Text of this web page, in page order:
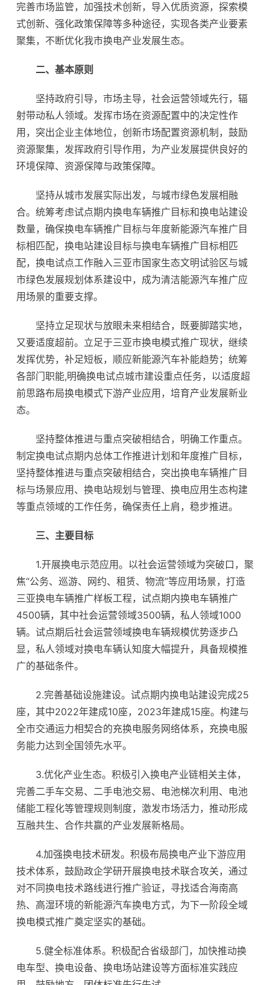
完善市场监管，加强技术创新，导入优质资源，探索模
式创新、强化政策保障等多种途径，实现各类产业要素
聚集，不断优化我市换电产业发展生态。
二、基本原则
坚持政府引导，市场主导，社会运营领域先行，辐
射带动私人领域。发挥市场在资源配置中的决定性作
用，突出企业主体地位，创新市场配置资源机制，鼓励
资源聚集，发挥政府引导作用，为产业发展提供良好的
环境保障、资源保障与政策保障。
坚持从城市发展实际出发，与城市绿色发展相融
合。统筹考虑试点期内换电车辆推广目标和换电站建设
数量，确保换电车辆推广目标与年度新能源汽车推广目
标相匹配，换电站建设目标与换电车辆推广目标相匹
配，换电试点工作融入三亚市国家生态文明试验区与城
市绿色发展规划体系建设中，成为清洁能源汽车推广应
用场景的重要支撑。
坚持立足现状与放眼未来相结合，既要脚踏实地，
又要适度超前。立足于三亚市换电模式推广现状，继续
发挥优势，补足短板，顺应新能源汽车补能趋势；统筹
各部门职能,明确换电试点城市建设重点任务，以适度超
前思路布局换电模式下游产业应用，培育产业发展新业
态。
坚持整体推进与重点突破相结合，明确工作重点。
制定换电试点期内总体工作推进计划和年度推广目标，
坚持整体推进与重点突破相结合，突出换电车辆推广目
标与场景应用、换电站规划与管理、换电应用生态构建
等重点领域的工作任务，确保责任上肩，稳步推进。
三、主要目标
1.开展换电示范应用。以社会运营领域为突破口，聚
焦“公务、巡游、网约、租赁、物流”等应用场景，打造
三亚换电车辆推广样板工程，试点期内换电车辆推广
4500辆，其中社会运营领域3500辆，私人领域1000
辆。试点期后社会运营领域换电车辆规模优势逐步凸
显，私人领域对换电车辆认知度大幅提升，具备规模推
广的基础条件。
2.完善基础设施建设。试点期内换电站建设完成25
座，其中2022年建成10座，2023年建成15座。构建与
全市交通运力相契合的充换电服务网络体系，充换电服
务能力达到全国领先水平。
3.优化产业生态。积极引入换电产业链相关主体，
完善二手车交易、二手电池交易、电池梯次利用、电池
储能工程化等管理规则制度，激发市场活力，推动形成
互融共生、合作共赢的产业发展新格局。
4.加强换电技术研发。积极布局换电产业下游应用
技术体系，鼓励政企学研开展换电技术联合攻关，通过
对不同换电技术路线进行推广验证，寻找适合海南高
热、高湿环境的新能源汽车换电方式，为下一阶段全域
换电模式推广奠定坚实的基础。
5.健全标准体系。积极配合省级部门，加快推动换
电车型、换电设备、换电场站建设等方面标准实践应